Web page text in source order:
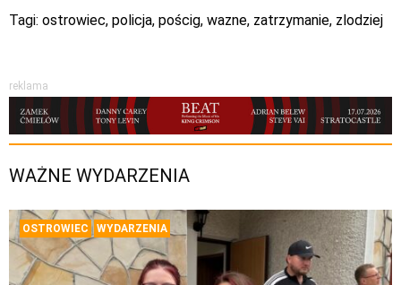
Tagi: ostrowiec, policja, pościg, wazne, zatrzymanie, zlodziej
reklama
WAŻNE WYDARZENIA
OSTROWIEC WYDARZENIA